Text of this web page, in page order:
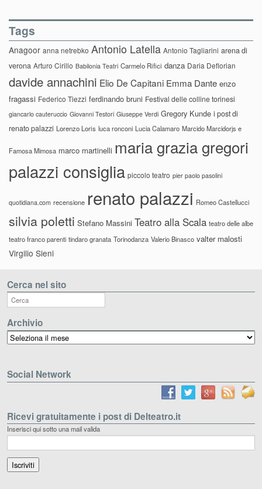
Tags
Anagoor anna netrebko Antonio Latella Antonio Tagliarini arena di
verona Arturo Cirillo Babilonia Teatri Carmelo Rifici danza Daria Deflorian
davide annachini Elio De Capitani Emma Dante enzo
fragassi Federico Tiezzi ferdinando bruni Festival delle colline torinesi
giancarlo cauteruccio Giovanni Testori Giuseppe Verdi Gregory Kunde i post di
renato palazzi Lorenzo Loris luca ronconi Lucia Calamaro Marcido Marcidorjs e
Famosa Mimosa marco martinelli maria grazia gregori
palazzi consiglia piccolo teatro pier paolo pasolini
quotidiana.com recensione renato palazzi Romeo Castellucci
silvia poletti Stefano Massini Teatro alla Scala teatro delle albe
teatro franco parenti tindaro granata Torinodanza Valerio Binasco valter malosti
Virgilio Sieni
Cerca nel sito
Archivio
Archivio
Social Network
Ricevi gratuitamente i post di Delteatro.it
Inserisci qui sotto una mail valida